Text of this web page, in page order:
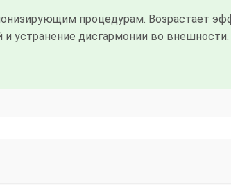
процедурам. Возрастает
устранение дисгармонии во внешности.